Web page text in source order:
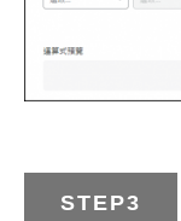
STEP3